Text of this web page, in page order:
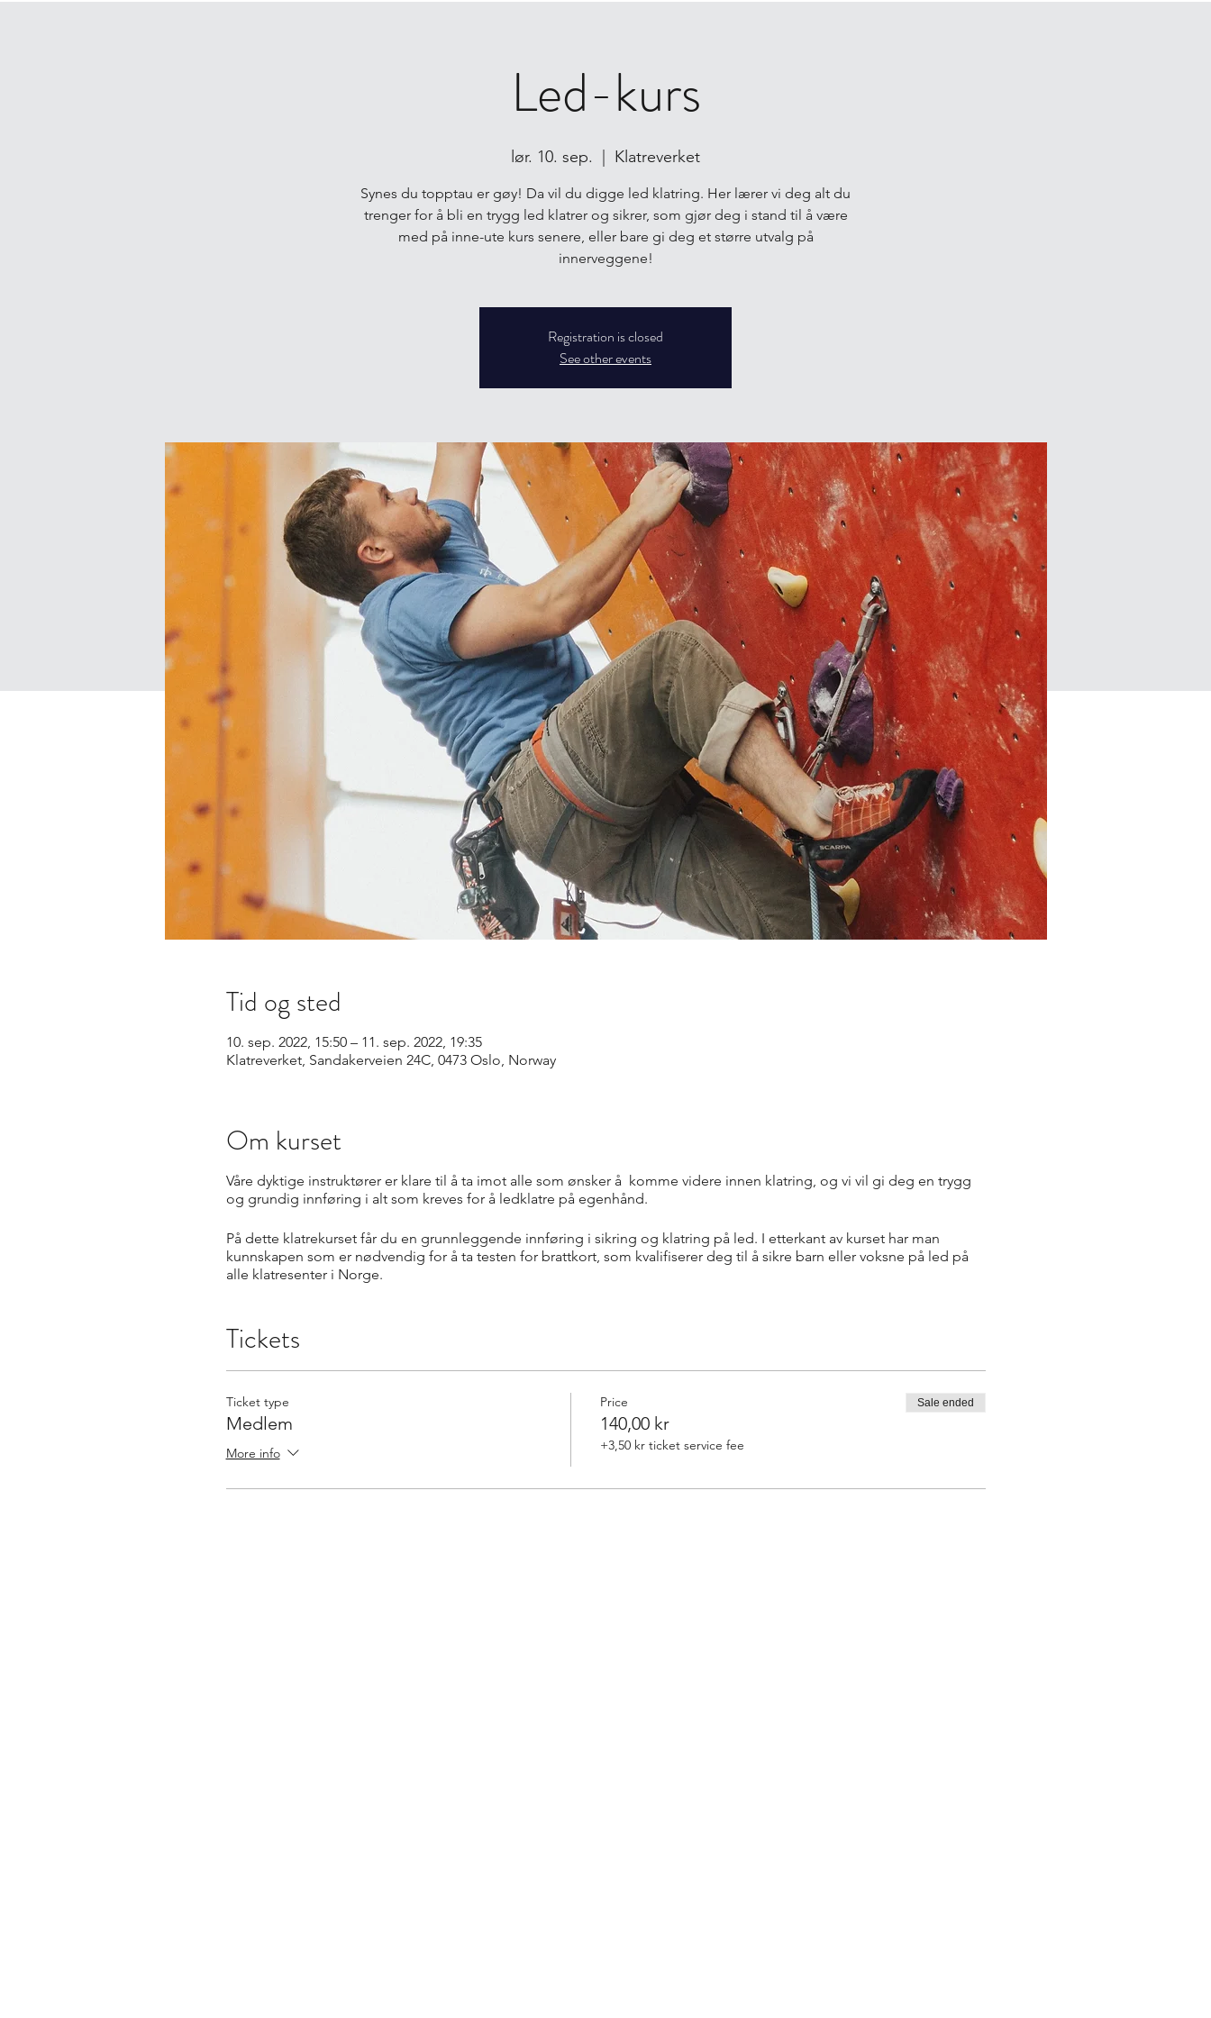
Led-kurs
lør. 10. sep. Klatreverket
Synes du topptau er gøy! Da vil du digge led klatring. Her lærer vi deg alt du
trenger for å bli en trygg led klatrer og sikrer, som gjør deg i stand til å være
med på inne-ute kurs senere, eller bare gi deg et større utvalg på
innerveggene!
Registration is closed
See other events
Tid og sted
10. sep. 2022, 15:50 – 11. sep. 2022, 19:35
Klatreverket, Sandakerveien 24C, 0473 Oslo, Norway
Om kurset
Våre dyktige instruktører er klare til å ta imot alle som ønsker å komme videre innen klatring, og vi vil gi deg en trygg
og grundig innføring i alt som kreves for å ledklatre på egenhånd.
På dette klatrekurset får du en grunnleggende innføring i sikring og klatring på led. I etterkant av kurset har man
kunnskapen som er nødvendig for å ta testen for brattkort, som kvalifiserer deg til å sikre barn eller voksne på led på
alle klatresenter i Norge.
Tickets
Ticket type
Medlem
More info
Price
140,00 kr
+3,50 kr ticket service fee
Sale ended